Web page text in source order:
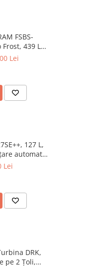
FSBS-
Frost, 439 L,
Touch,
Lei
127 L,
automată,
ajustabil,
Lei
DRK,
pe 2 Țoli,